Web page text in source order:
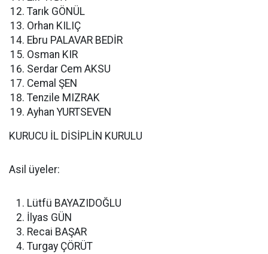
Tarık GÖNÜL
Orhan KILIÇ
Ebru PALAVAR BEDİR
Osman KIR
Serdar Cem AKSU
Cemal ŞEN
Tenzile MIZRAK
Ayhan YURTSEVEN
KURUCU İL DİSİPLİN KURULU
Asil üyeler:
Lütfü BAYAZIDOĞLU
İlyas GÜN
Recai BAŞAR
Turgay ÇÖRÜT